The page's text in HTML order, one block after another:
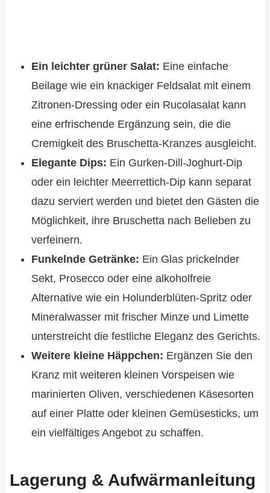
Ein leichter grüner Salat: Eine einfache
Beilage wie ein knackiger Feldsalat mit einem
Zitronen-Dressing oder ein Rucolasalat kann
eine erfrischende Ergänzung sein, die die
Cremigkeit des Bruschetta-Kranzes ausgleicht.
Elegante Dips: Ein Gurken-Dill-Joghurt-Dip
oder ein leichter Meerrettich-Dip kann separat
dazu serviert werden und bietet den Gästen die
Möglichkeit, ihre Bruschetta nach Belieben zu
verfeinern.
Funkelnde Getränke: Ein Glas prickelnder
Sekt, Prosecco oder eine alkoholfreie
Alternative wie ein Holunderblüten-Spritz oder
Mineralwasser mit frischer Minze und Limette
unterstreicht die festliche Eleganz des Gerichts.
Weitere kleine Häppchen: Ergänzen Sie den
Kranz mit weiteren kleinen Vorspeisen wie
marinierten Oliven, verschiedenen Käsesorten
auf einer Platte oder kleinen Gemüsesticks, um
ein vielfältiges Angebot zu schaffen.
Lagerung & Aufwärmanleitung